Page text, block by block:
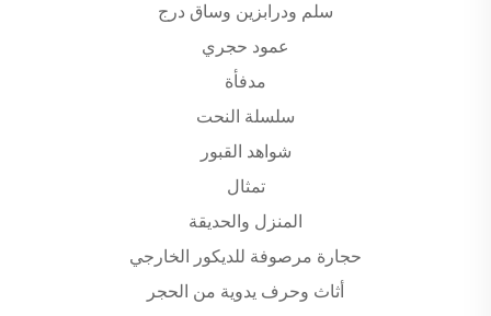
سلم ودرابزين وساق درج
عمود حجري
مدفأة
سلسلة النحت
شواهد القبور
تمثال
المنزل والحديقة
حجارة مرصوفة للديكور الخارجي
أثاث وحرف يدوية من الحجر